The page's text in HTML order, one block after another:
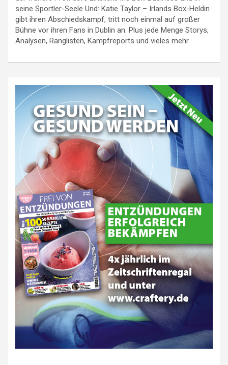
seine Sportler-Seele Und: Katie Taylor – Irlands Box-Heldin
gibt ihren Abschiedskampf, tritt noch einmal auf großer
Bühne vor ihren Fans in Dublin an. Plus jede Menge Storys,
Analysen, Ranglisten, Kampfreports und vieles mehr.